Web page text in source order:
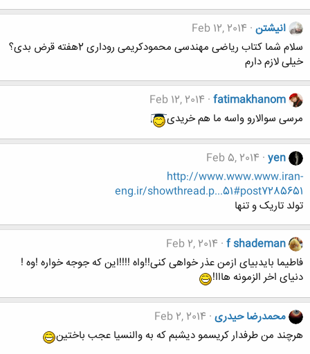
انیشتن Feb 12, 2014
سلام شما کتاب ریاضی مهندسی محمودکریمی روداری 2هفته قرض بدی؟
خیلی لازم دارم
fatimakhanom
Feb 12, 2014
مرسی سوالارو واسه ما هم خریدی
yen
Feb 5, 2014
http://www.www.www.iran-
eng.ir/showthread.p...51#post7285651
تولد تاریک و تنها
f shademan
Feb 2, 2014
فاطیما بایدبیای ازمن عذر خواهی کنی!!واه !!!!این که جوجه خواره !وه !
دنیای اخر الزمونه هااا!
محمدرضا حیدری Feb 2, 2014
هرچند من طرفدار کریسمو دیشبم که به والنسیا عجب باختین